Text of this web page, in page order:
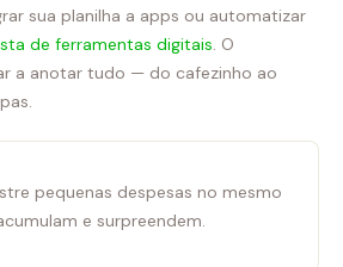
sua planilha a apps ou automatizar
de ferramentas digitais. O
a anotar tudo — do cafezinho ao
pequenas despesas no mesmo
e surpreendem.